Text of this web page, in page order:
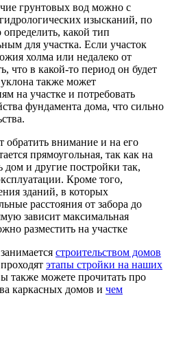
грунтовых вод можно с
изысканий, по
какой тип
для участка. Если участок
холма или недалеко от
что в какой-то период он будет
также может
на участке и потребовать
фундамента дома, что сильно
обратить внимание и на его
прямоугольная, так как на
дом и другие постройки так,
Кроме того,
зданий, в которых
расстояния от забора до
зависит максимальная
разместить на участке
строительством домов
этапы стройки на наших
также можете прочитать про
каркасных домов и чем